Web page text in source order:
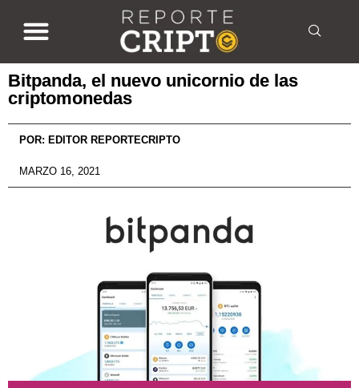
Bitpanda, el nuevo unicornio de las
criptomonedas
POR: EDITOR REPORTECRIPTO
MARZO 16, 2021